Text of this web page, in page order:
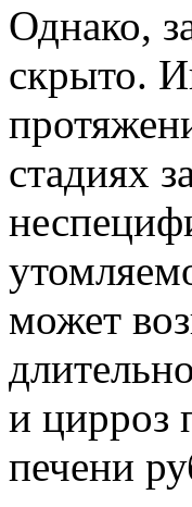
Однако,
скрыто.
стадиях
может
и цирроз
печени